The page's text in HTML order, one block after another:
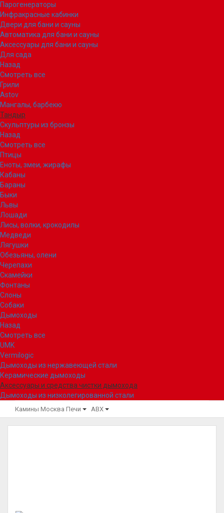
Парогенераторы
Инфракрасные кабинки
Двери для бани и сауны
Автоматика для бани и сауны
Аксессуары для бани и сауны
Для сада
Назад
Смотреть все
Грили
Astov
Мангалы, барбекю
Тандыр
Скульптуры из бронзы
Назад
Смотреть все
Птицы
Еноты, змеи, жирафы
Кабаны
Бараны
Быки
Львы
Лошади
Лисы, волки, крокодилы
Медведи
Лягушки
Обезьяны, олени
Черепахи
Скамейки
Фонтаны
Слоны
Собаки
Дымоходы
Назад
Смотреть все
UMK
Vermilogic
Дымоходы из нержавеющей стали
Керамические дымоходы
Аксессуары и средства чистки дымохода
Дымоходы из низколегированной стали
Камины Москва Печи ABX